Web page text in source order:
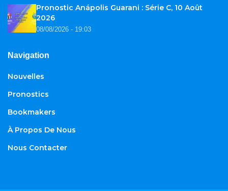
Pronostic Anápolis Guarani : Série C, 10 Août
2026
08/08/2026 - 19:03
Navigation
Nouvelles
Pronostics
Bookmakers
À Propos De Nous
Nous Contacter